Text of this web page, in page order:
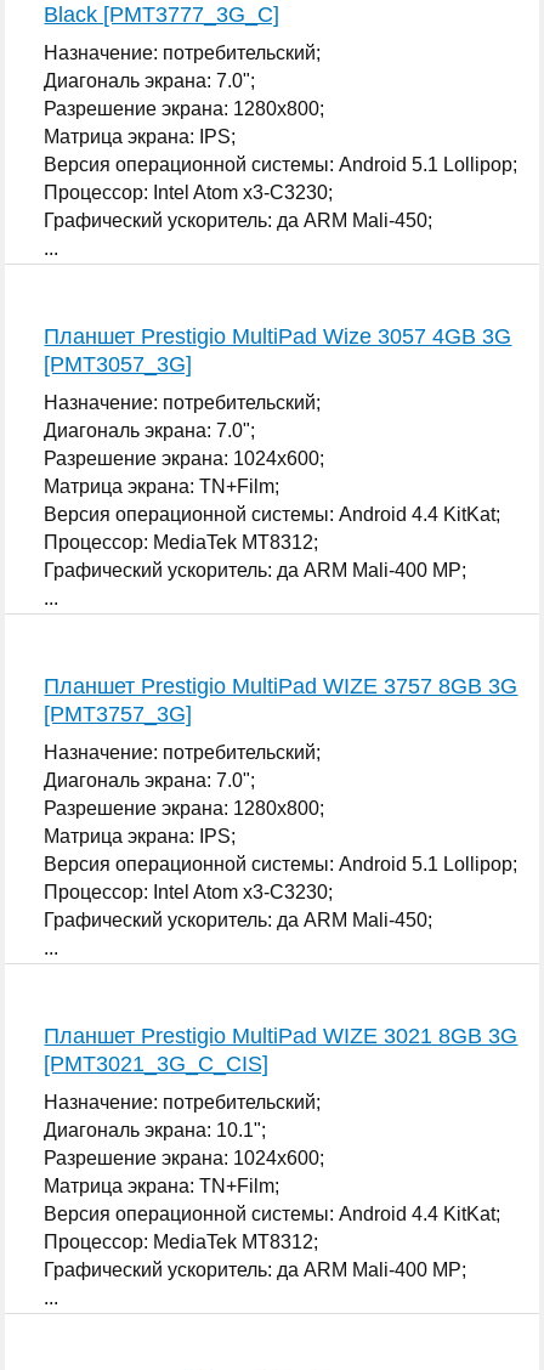
Black [PMT3777_3G_C]
Назначение: потребительский;
Диагональ экрана: 7.0";
Разрешение экрана: 1280x800;
Матрица экрана: IPS;
Версия операционной системы: Android 5.1 Lollipop;
Процессор: Intel Atom x3-C3230;
Графический ускоритель: да ARM Mali-450;
...
Планшет Prestigio MultiPad Wize 3057 4GB 3G
[PMT3057_3G]
Назначение: потребительский;
Диагональ экрана: 7.0";
Разрешение экрана: 1024x600;
Матрица экрана: TN+Film;
Версия операционной системы: Android 4.4 KitKat;
Процессор: MediaTek MT8312;
Графический ускоритель: да ARM Mali-400 MP;
...
Планшет Prestigio MultiPad WIZE 3757 8GB 3G
[PMT3757_3G]
Назначение: потребительский;
Диагональ экрана: 7.0";
Разрешение экрана: 1280x800;
Матрица экрана: IPS;
Версия операционной системы: Android 5.1 Lollipop;
Процессор: Intel Atom x3-C3230;
Графический ускоритель: да ARM Mali-450;
...
Планшет Prestigio MultiPad WIZE 3021 8GB 3G
[PMT3021_3G_C_CIS]
Назначение: потребительский;
Диагональ экрана: 10.1";
Разрешение экрана: 1024x600;
Матрица экрана: TN+Film;
Версия операционной системы: Android 4.4 KitKat;
Процессор: MediaTek MT8312;
Графический ускоритель: да ARM Mali-400 MP;
...